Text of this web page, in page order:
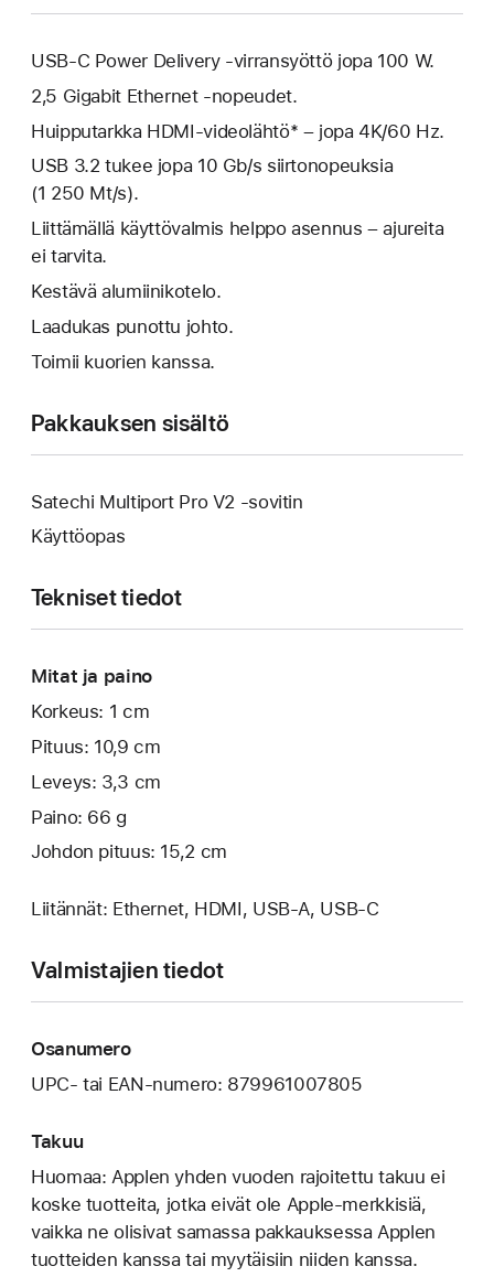
USB-C Power Delivery ‑virransyöttö jopa 100 W.
2,5 Gigabit Ethernet ‑nopeudet.
Huipputarkka HDMI-videolähtö* – jopa 4K/60 Hz.
USB 3.2 tukee jopa 10 Gb/s siirtonopeuksia
(1 250 Mt/s).
Liittämällä käyttövalmis helppo asennus – ajureita
ei tarvita.
Kestävä alumiinikotelo.
Laadukas punottu johto.
Toimii kuorien kanssa.
Pakkauksen sisältö
Satechi Multiport Pro V2 ‑sovitin
Käyttöopas
Tekniset tiedot
Mitat ja paino
Korkeus: 1 cm
Pituus: 10,9 cm
Leveys: 3,3 cm
Paino: 66 g
Johdon pituus: 15,2 cm
Liitännät: Ethernet, HDMI, USB-A, USB‑C
Valmistajien tiedot
Osanumero
UPC- tai EAN-numero: 879961007805
Takuu
Huomaa: Applen yhden vuoden rajoitettu takuu ei
koske tuotteita, jotka eivät ole Apple-merkkisiä,
vaikka ne olisivat samassa pakkauksessa Applen
tuotteiden kanssa tai myytäisiin niiden kanssa.